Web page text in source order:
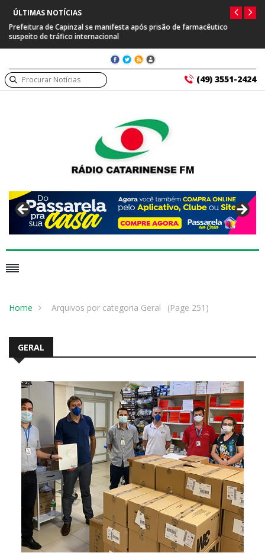
ÚLTIMAS NOTÍCIAS
Prefeitura de Capinzal se manifesta após prisão de farmacêutico
suspeito de tráfico internacional
(49) 3551-2424
Home Arquivos por categoria Geral (Page 251)
GERAL